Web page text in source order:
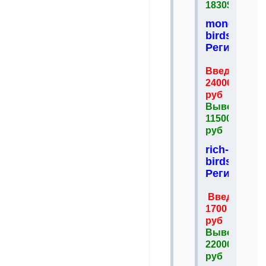
1830$
money-
birds.es
Введено
24000
руб
Вывел
115000
руб
rich-
birds.com
Введено
1700
руб
Вывел
22000
руб